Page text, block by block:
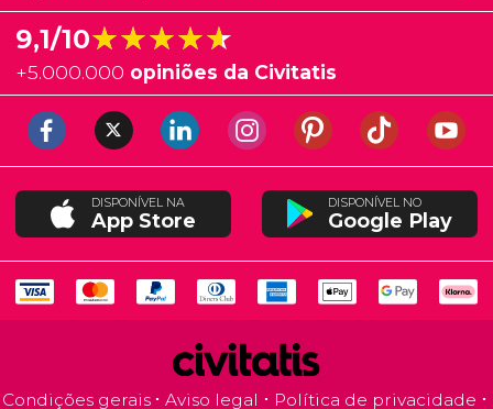
9,1/10★★★★★
★★★★★
+5.000.000 opiniões da Civitatis
DISPONÍVEL NA
App Store
DISPONÍVEL NO
Google Play
Condições gerais Aviso legal
Política de privacidade